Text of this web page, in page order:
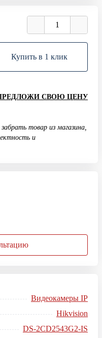
Видеокамеры IP
Hikvision
DS-2CD2543G2-IS
Купить в 1 клик
СВОЮ ЦЕНУ
товар из магазина,
и